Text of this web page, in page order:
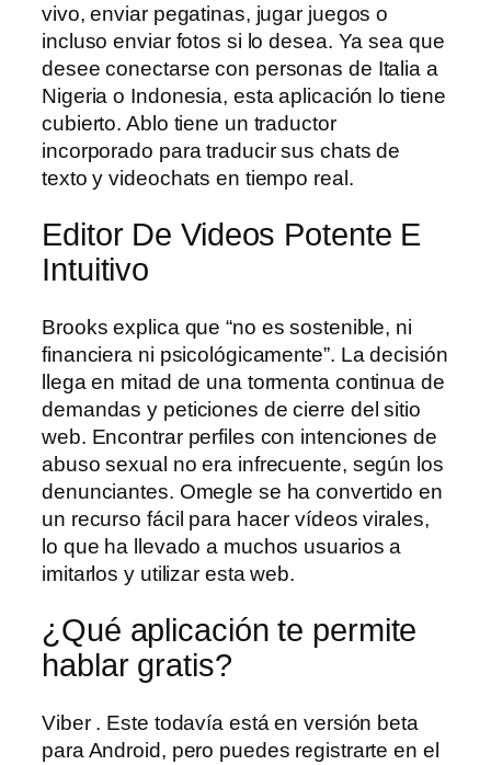
vivo, enviar pegatinas, jugar juegos o
incluso enviar fotos si lo desea. Ya sea que
desee conectarse con personas de Italia a
Nigeria o Indonesia, esta aplicación lo tiene
cubierto. Ablo tiene un traductor
incorporado para traducir sus chats de
texto y videochats en tiempo real.
Editor De Videos Potente E
Intuitivo
Brooks explica que “no es sostenible, ni
financiera ni psicológicamente”. La decisión
llega en mitad de una tormenta continua de
demandas y peticiones de cierre del sitio
web. Encontrar perfiles con intenciones de
abuso sexual no era infrecuente, según los
denunciantes. Omegle se ha convertido en
un recurso fácil para hacer vídeos virales,
lo que ha llevado a muchos usuarios a
imitarlos y utilizar esta web.
¿Qué aplicación te permite
hablar gratis?
Viber . Este todavía está en versión beta
para Android, pero puedes registrarte en el